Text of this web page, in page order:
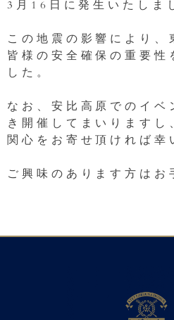
3月16日に発生いたしま
この地震の影響により
皆様の安全確保の重要性
した。
なお、安比高原でのイ
き開催してまいります
関心をお寄せ頂ければ幸
ご興味のあります方は